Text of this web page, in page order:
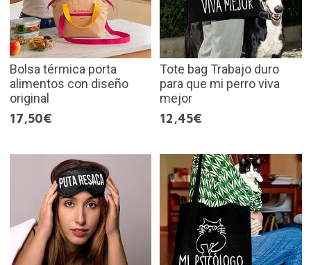
Bolsa térmica porta
alimentos con diseño
original
17,50€
Tote bag Trabajo duro
para que mi perro viva
mejor
12,45€